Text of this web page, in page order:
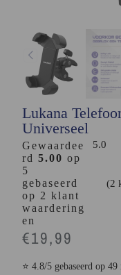
Lukana
Universeel
Gewaardee
rd5.00 op
5
gebaseerd
op 2 klant
waardering
en
5.0
(2
€19,99
⭐ 4.8/5 gebaseerd op